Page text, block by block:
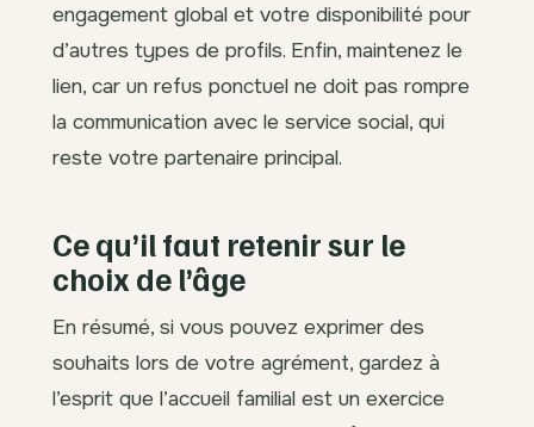
engagement global et votre disponibilité pour
d’autres types de profils. Enfin, maintenez le
lien, car un refus ponctuel ne doit pas rompre
la communication avec le service social, qui
reste votre partenaire principal.
Ce qu’il faut retenir sur le
choix de l’âge
En résumé, si vous pouvez exprimer des
souhaits lors de votre agrément, gardez à
l’esprit que l’accueil familial est un exercice